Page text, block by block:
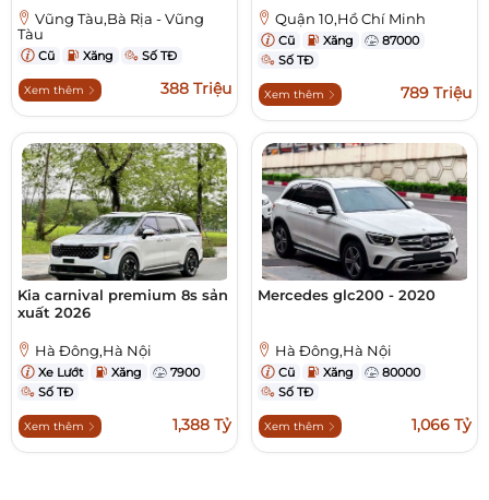
Vũng Tàu,Bà Rịa - Vũng
Tàu
Cũ Xăng Số TĐ
Xem thêm 388 Triệu
Quận 10,Hồ Chí Minh
Cũ Xăng
87000
Số TĐ
Xem thêm 789 Triệu
Kia carnival premium 8s sản
xuất 2026
Hà Đông,Hà Nội
Xe Lướt Xăng
7900
Số TĐ
Xem thêm 1,388 Tỷ
Mercedes glc200 - 2020
Hà Đông,Hà Nội
Cũ Xăng
80000
Số TĐ
Xem thêm 1,066 Tỷ